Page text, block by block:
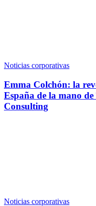
Noticias corporativas
Emma Colchón: la
España de la mano
Consulting
Noticias corporativas